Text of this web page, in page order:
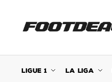
navigation
content
LIGUE 1 LA LIGA